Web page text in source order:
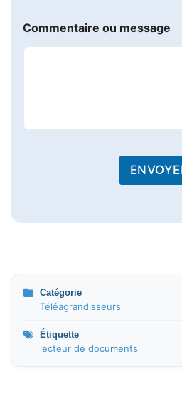
Commentaire ou message
Catégorie
Téléagrandisseurs
Étiquette
lecteur de documents